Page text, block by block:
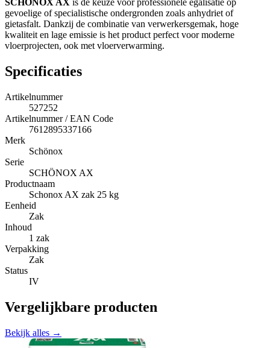
SCHÖNOX AX is dé keuze voor professionele egalisatie op
gevoelige of specialistische ondergronden zoals anhydriet of
gietasfalt. Dankzij de combinatie van verwerkersgemak, hoge
kwaliteit en lage emissie is het product perfect voor moderne
vloerprojecten, ook met vloerverwarming.
Specificaties
Artikelnummer
527252
Artikelnummer / EAN Code
7612895337166
Merk
Schönox
Serie
SCHÖNOX AX
Productnaam
Schonox AX zak 25 kg
Eenheid
Zak
Inhoud
1 zak
Verpakking
Zak
Status
IV
Vergelijkbare producten
Bekijk alles →